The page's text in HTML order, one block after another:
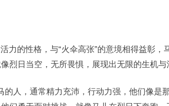
力的性格，与“火伞高张”的意境相得益彰，
烈日当空，无所畏惧，展现出无限的生机与
的人，通常精力充沛，行动力强，他们像是